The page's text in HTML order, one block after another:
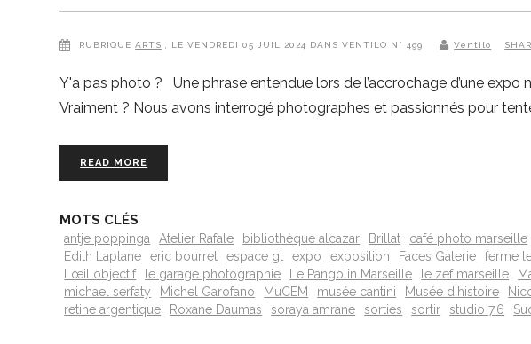
RUBRIQUE ARTS , LE VENDREDI 05 JUIL 2024 DANS VENTILO N° 499 Ventilo
Y'a pas photo ? Une phrase entendue lors de l’accrochage d’une
Vraiment ? Nous avons interrogé photographes et passionnés pour
READ MORE
MOTS CLÉS
antje poppinga Atelier Rafale bibliothèque alcazar Brillat café photo marseille
Edith Laplane
eric bourret espace gt expo exposition Faces Galerie ferme
l œil objectif
le garage photographie Le Pangolin Marseille le zef marseille
michael serfaty
Michel Garofano MuCEM musée cantini Musée d’histoire
retine argentique
Roxane Daumas soraya amrane sorties sortir studio 7.6